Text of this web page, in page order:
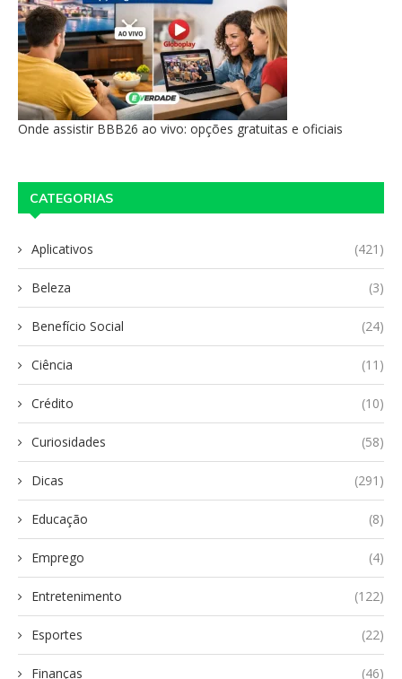
Onde assistir BBB26 ao vivo: opções gratuitas e oficiais
CATEGORIAS
Aplicativos (421)
Beleza (3)
Benefício Social (24)
Ciência (11)
Crédito (10)
Curiosidades (58)
Dicas (291)
Educação (8)
Emprego (4)
Entretenimento (122)
Esportes (22)
Finanças (46)